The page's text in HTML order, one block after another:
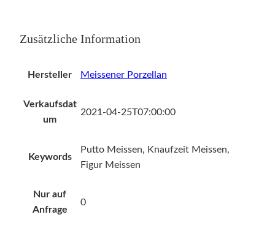
Zusätzliche Information
Hersteller Meissener Porzellan
Verkaufsdat
um
2021-04-25T07:00:00
Keywords
Putto Meissen, Knaufzeit Meissen,
Figur Meissen
Nur auf
Anfrage
0